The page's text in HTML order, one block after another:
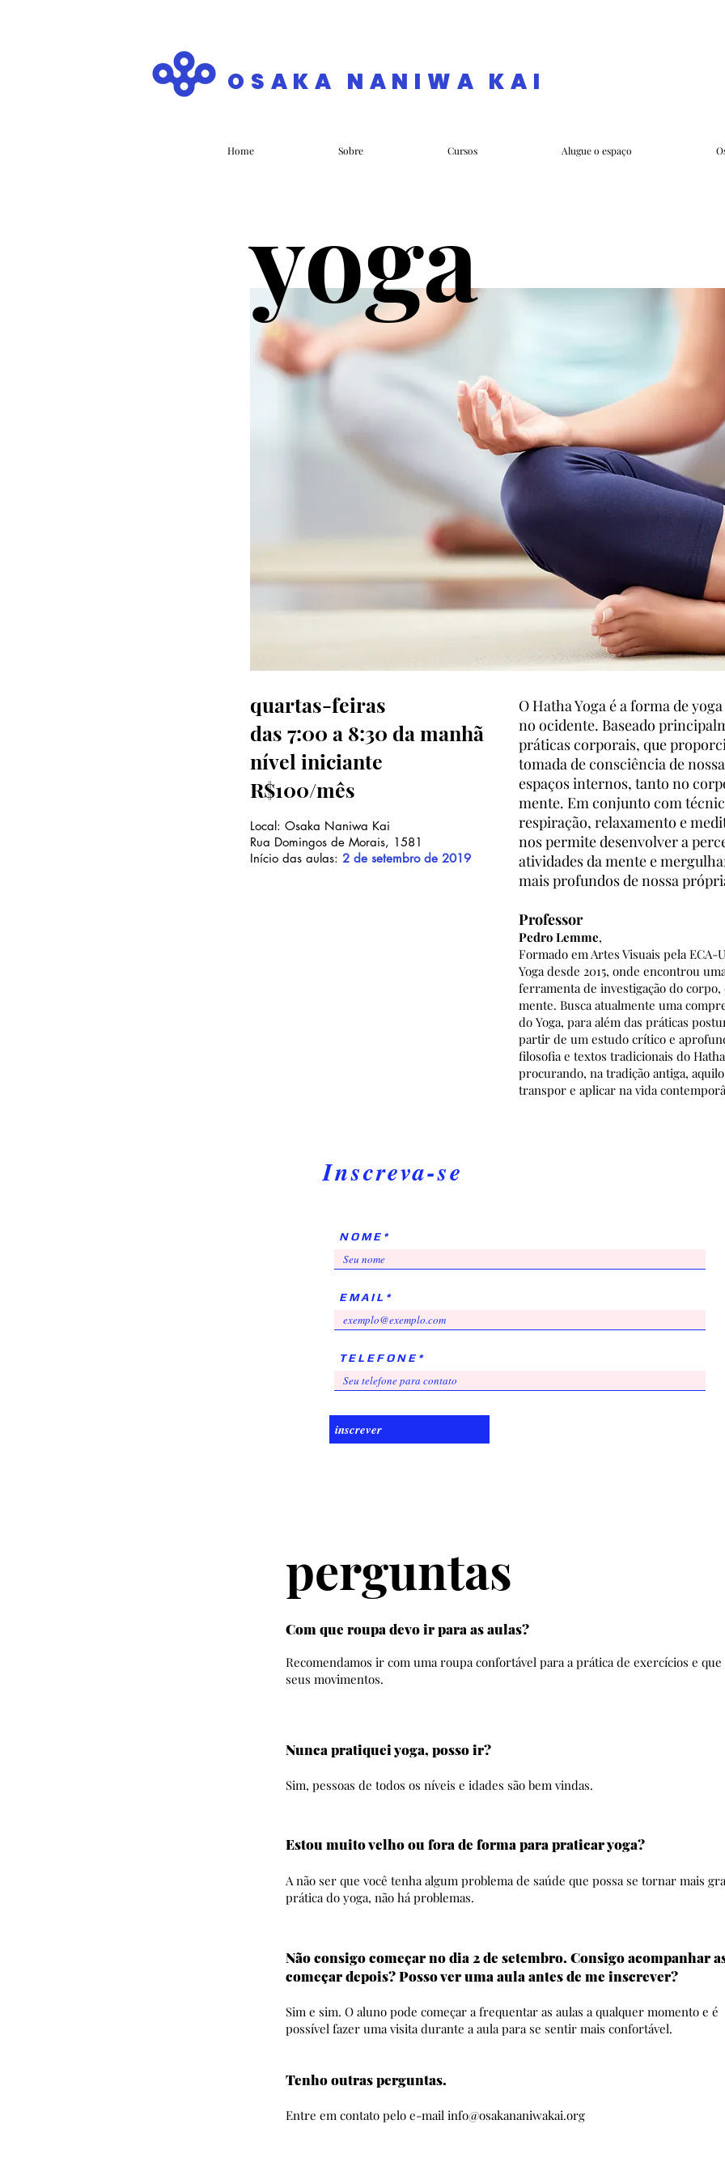
OSAKA NANIWA KAI
Home Sobre Cursos Alugue o espaço
yoga
quartas-feiras
das 7:00 a 8:30 da manhã
nível iniciante
R$100/mês
Local: Osaka Naniwa Kai
Rua Domingos de Morais, 1581
Início das aulas: 2 de setembro de 2019
O Hatha Yoga é a forma de
no ocidente. Baseado
práticas corporais, que
tomada de consciência de
espaços internos, tanto no
mente. Em conjunto com
respiração, relaxamento e
nos permite desenvolver a
atividades da mente e
mais profundos de nossa
Professor
Pedro Lemme,
Formado em Artes Visuais pela ECA-
Yoga desde 2015, onde encontrou
ferramenta de investigação do corpo,
mente. Busca atualmente uma
do Yoga, para além das práticas
partir de um estudo crítico e
filosofia e textos tradicionais do Hatha
procurando, na tradição antiga,
transpor e aplicar na vida
Inscreva-se
N O M E
E M A I L
T E L E F O N E
inscrever
perguntas
Com que roupa devo ir para as aulas?
Recomendamos ir com uma roupa confortável para a prática de exercícios e
seus movimentos.
Nunca pratiquei yoga, posso ir?
Sim, pessoas de todos os níveis e idades são bem vindas.
Estou muito velho ou fora de forma para praticar yoga?
A não ser que você tenha algum problema de saúde que possa se tornar mais
prática do yoga, não há problemas.
Não consigo começar no dia 2 de setembro. Consigo acompanhar
começar depois? Posso ver uma aula antes de me inscrever?
Sim e sim. O aluno pode começar a frequentar as aulas a qualquer momento e é
possível fazer uma visita durante a aula para se sentir mais confortável.
Tenho outras perguntas.
Entre em contato pelo e-mail info@osakananiwakai.org